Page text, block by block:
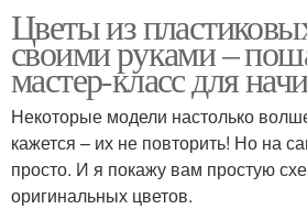
Цветы из
своими руками –
мастер-класс для
Некоторые модели настолько
кажется – их не повторить! Но на
просто. И я покажу вам простую
оригинальных цветов.